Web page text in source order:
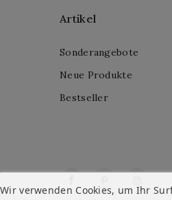
Artikel
Sonderangebote
Neue Produkte
Bestseller
Wir verwenden Cookies, um Ihr